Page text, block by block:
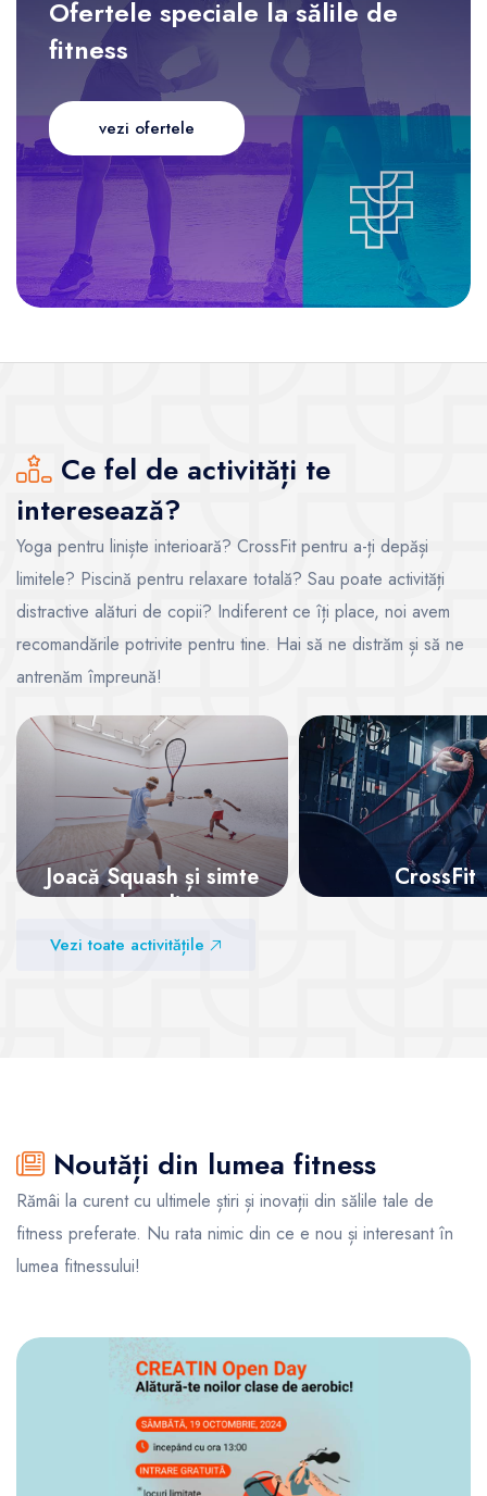
Ofertele speciale la sălile de
fitness
vezi ofertele
Ce fel de activități te
interesează?
Yoga pentru liniște interioară? CrossFit pentru a-ți depăși
limitele? Piscină pentru relaxare totală? Sau poate activități
distractive alături de copii? Indiferent ce îți place, noi avem
recomandările potrivite pentru tine. Hai să ne distrăm și să ne
antrenăm împreună!
Joacă Squash și simte
adrenalina
CrossFit
Vezi toate activitățile
Noutăți din lumea fitness
Rămâi la curent cu ultimele știri și inovații din sălile tale de
fitness preferate. Nu rata nimic din ce e nou și interesant în
lumea fitnessului!